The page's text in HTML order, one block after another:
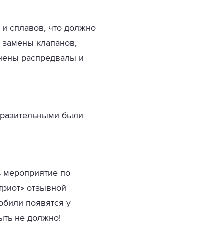
сплавов, что должно
замены клапанов,
распредвалы и
были
мероприятие по
отзывной
появятся у
не должно!